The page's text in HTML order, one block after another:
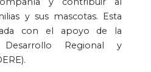
y sus mascotas. Esta
con el apoyo de la
Desarrollo Regional y